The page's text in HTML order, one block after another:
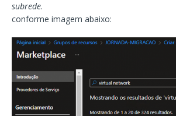
subrede.
conforme imagem abaixo: